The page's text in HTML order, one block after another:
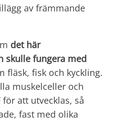
av främmande
det här
skulle fungera med
fläsk, fisk och kyckling.
muskelceller och
för att utvecklas, så
fast med olika